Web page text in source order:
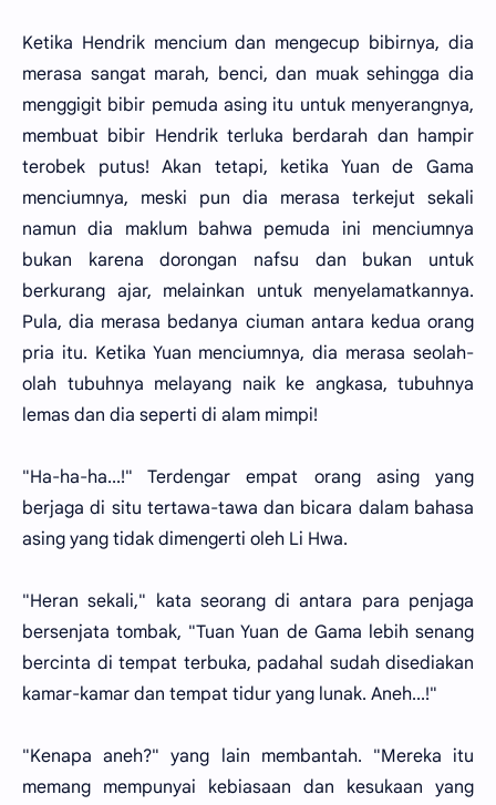
Ketika Hendrik mencium dan mengecup bibirnya, dia
merasa sangat marah, benci, dan muak sehingga dia
menggigit bibir pemuda asing itu untuk menyerangnya,
membuat bibir Hendrik terluka berdarah dan hampir
terobek putus! Akan tetapi, ketika Yuan de Gama
menciumnya, meski pun dia merasa terkejut sekali
namun dia maklum bahwa pemuda ini menciumnya
bukan karena dorongan nafsu dan bukan untuk
berkurang ajar, melainkan untuk menyelamatkannya.
Pula, dia merasa bedanya ciuman antara kedua orang
pria itu. Ketika Yuan menciumnya, dia merasa seolah-
olah tubuhnya melayang naik ke angkasa, tubuhnya
lemas dan dia seperti di alam mimpi!
"Ha-ha-ha...!" Terdengar empat orang asing yang
berjaga di situ tertawa-tawa dan bicara dalam bahasa
asing yang tidak dimengerti oleh Li Hwa.
"Heran sekali," kata seorang di antara para penjaga
bersenjata tombak, "Tuan Yuan de Gama lebih senang
bercinta di tempat terbuka, padahal sudah disediakan
kamar-kamar dan tempat tidur yang lunak. Aneh...!"
"Kenapa aneh?" yang lain membantah. "Mereka itu
memang mempunyai kebiasaan dan kesukaan yang